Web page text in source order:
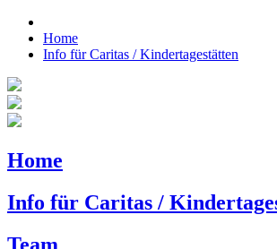
Home
Info für Caritas / Kindertagestätten
Home
Info für Caritas /
Team